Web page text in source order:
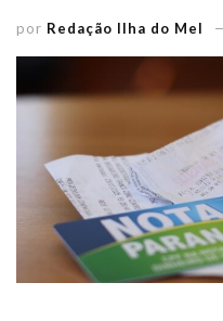
por Redação Ilha do Mel